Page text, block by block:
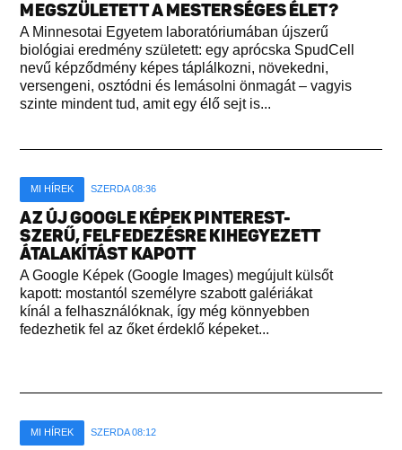
MEGSZÜLETETT A MESTERSÉGES ÉLET?
A Minnesotai Egyetem laboratóriumában újszerű
biológiai eredmény született: egy aprócska SpudCell
nevű képződmény képes táplálkozni, növekedni,
versengeni, osztódni és lemásolni önmagát – vagyis
szinte mindent tud, amit egy élő sejt is...
MI HÍREK SZERDA 08:36
AZ ÚJ GOOGLE KÉPEK PINTEREST-
SZERŰ, FELFEDEZÉSRE KIHEGYEZETT
ÁTALAKÍTÁST KAPOTT
A Google Képek (Google Images) megújult külsőt
kapott: mostantól személyre szabott galériákat
kínál a felhasználóknak, így még könnyebben
fedezhetik fel az őket érdeklő képeket...
MI HÍREK SZERDA 08:12